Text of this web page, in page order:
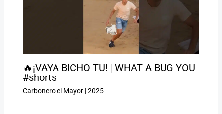
🔥¡VAYA BICHO TU! | WHAT A BUG YOU
#shorts
Carbonero el Mayor|2025